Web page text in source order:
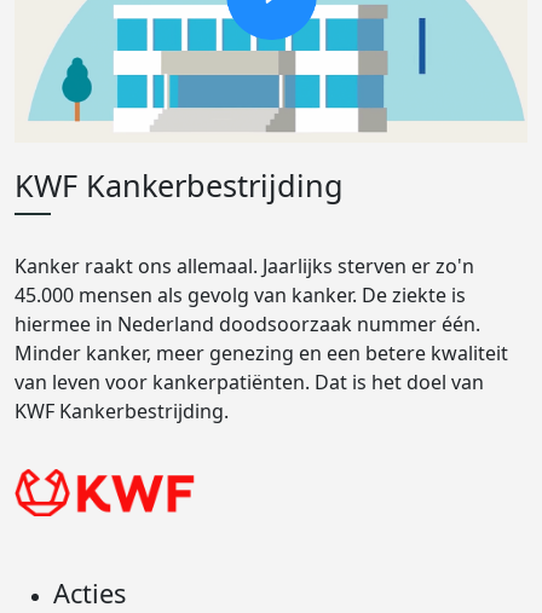
KWF Kankerbestrijding
Kanker raakt ons allemaal. Jaarlijks sterven er zo'n
45.000 mensen als gevolg van kanker. De ziekte is
hiermee in Nederland doodsoorzaak nummer één.
Minder kanker, meer genezing en een betere kwaliteit
van leven voor kankerpatiënten. Dat is het doel van
KWF Kankerbestrijding.
Acties